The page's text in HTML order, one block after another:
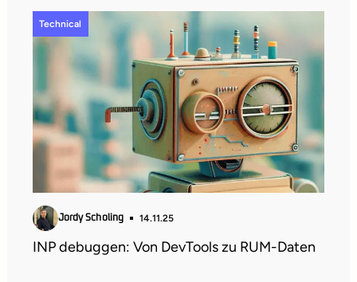
Technical
Jordy Scholing 14.11.25
INP debuggen: Von DevTools zu RUM-Daten